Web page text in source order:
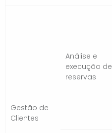
Gestão de
Clientes
Análise e
execução de
reservas